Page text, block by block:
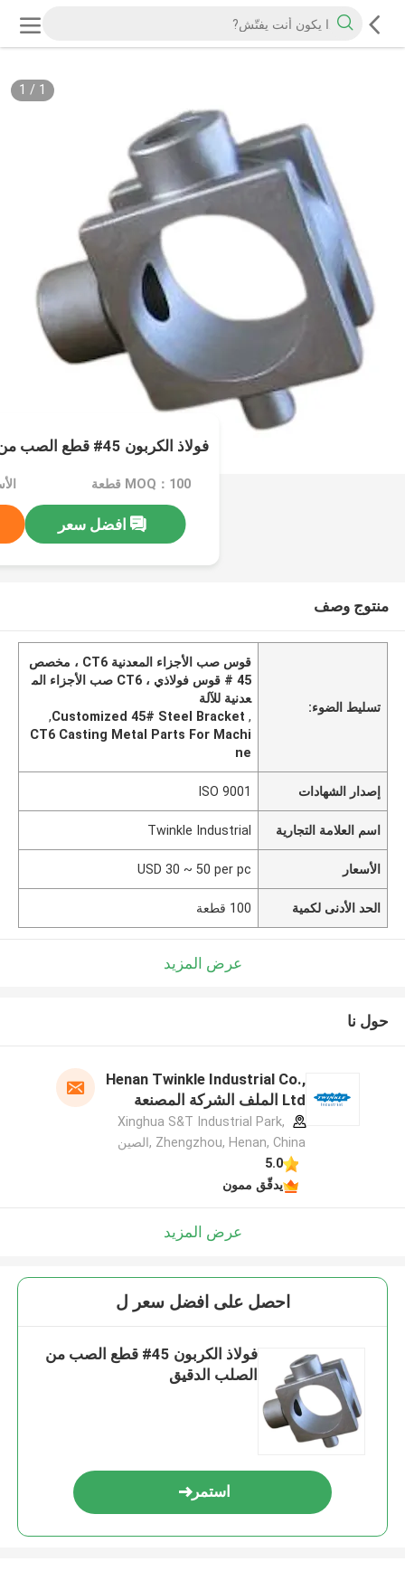
1
/
1
فولاذ الكربون 45# قطع الصب من الصلب الدقيق
MOQ：100 قطعة
افضل سعر
منتوج وصف
تسليط الضوء:
قوس صب الأجزاء المعدنية CT6 ، مخصص
45 # قوس فولاذي ، CT6 صب الأجزاء الم
عدنية للآلة
,
Customized 45# Steel Bracket
,
CT6 Casting Metal Parts For Machi
ne
إصدار الشهادات ISO 9001
اسم العلامة التجارية Twinkle Industrial
الأسعار USD 30 ~ 50 per pc
الحد الأدنى لكمية 100 قطعة
عرض المزيد
حول نا
Henan Twinkle Industrial Co.,
Ltd الملف الشركة المصنعة
Xinghua S&T Industrial Park,
Zhengzhou, Henan, China ,الصين
5.0
يدقّق ممون
عرض المزيد
احصل على افضل سعر ل
فولاذ الكربون 45# قطع الصب من
الصلب الدقيق
استمر